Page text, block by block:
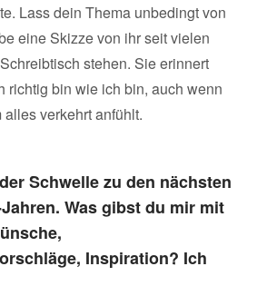
Lass dein Thema unbedingt von
eine Skizze von ihr seit vielen
stehen. Sie erinnert
richtig bin wie ich bin, auch wenn
verkehrt anfühlt.
Schwelle zu den nächsten
Was gibst du mir mit
Inspiration? Ich